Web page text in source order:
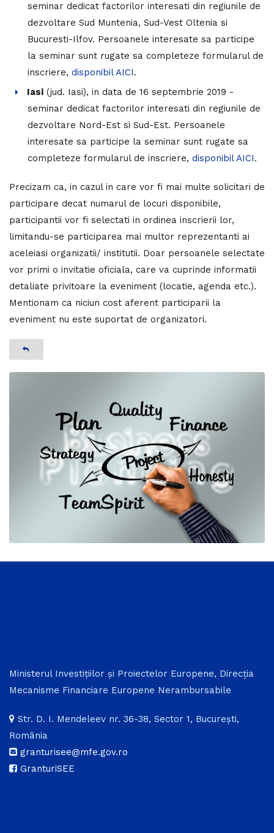
seminar dedicat factorilor interesati din regiunile de
dezvoltare Sud Muntenia, Sud-Vest Oltenia si
Bucuresti-Ilfov. Persoanele interesate sa participe
la seminar sunt rugate sa completeze formularul de
inscriere, disponibil AICI.
Iasi (jud. Iasi), in data de 16 septembrie 2019 -
seminar dedicat factorilor interesati din regiunile de
dezvoltare Nord-Est si Sud-Est. Persoanele
interesate sa participe la seminar sunt rugate sa
completeze formularul de inscriere, disponibil AICI.
Precizam ca, in cazul in care vor fi mai multe solicitari de
participare decat numarul de locuri disponibile,
participantii vor fi selectati in ordinea inscrierii lor,
limitandu-se participarea mai multor reprezentanti ai
aceleiasi organizatii/ institutii. Doar persoanele selectate
vor primi o invitatie oficiala, care va cuprinde informatii
detaliate privitoare la eveniment (locatie, agenda etc.).
Mentionam ca niciun cost aferent participarii la
eveniment nu este suportat de organizatori.
Ministerul Investițiilor și Proiectelor Europene, Direcția
Mecanisme Financiare Europene Nerambursabile
Str. D. I. Mendeleev nr. 36-38, Sector 1, București,
România
granturisee@mfe.gov.ro
GranturiSEE